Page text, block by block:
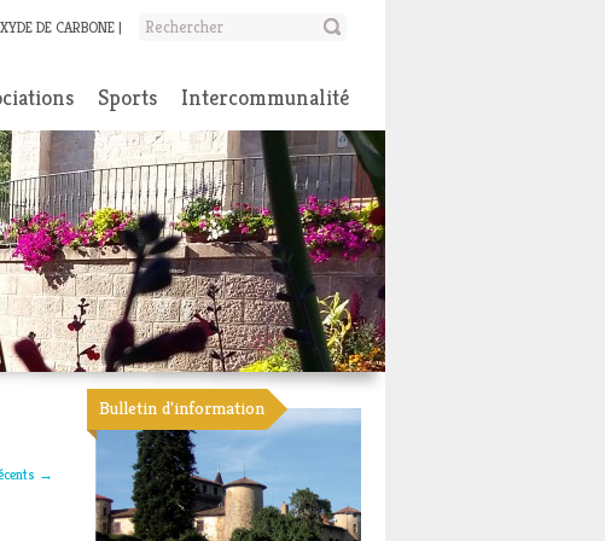
DE CARBONE
Sports Intercommunalité
→
Bulletin d'information